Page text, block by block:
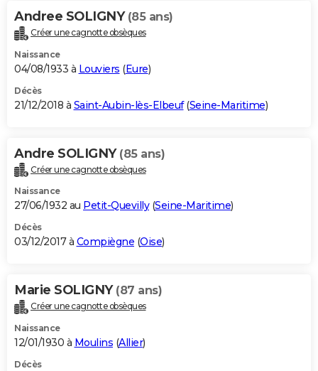
Andree SOLIGNY (85 ans)
Créer une cagnotte obsèques
Naissance
04/08/1933 à Louviers (Eure)
Décès
21/12/2018 à Saint-Aubin-lès-Elbeuf(Seine-Maritime)
Andre SOLIGNY (85 ans)
Créer une cagnotte obsèques
Naissance
27/06/1932 au Petit-Quevilly(Seine-Maritime)
Décès
03/12/2017 à Compiègne (Oise)
Marie SOLIGNY (87 ans)
Créer une cagnotte obsèques
Naissance
12/01/1930 à Moulins (Allier)
Décès